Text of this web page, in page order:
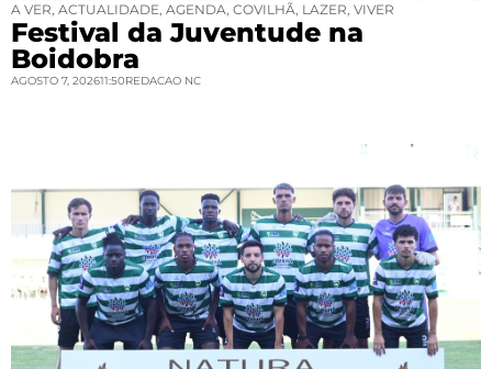
A VER, ACTUALIDADE, AGENDA, COVILHÃ, LAZER, VIVER
Festival da Juventude na
Boidobra
AGOSTO 7, 202611:50REDACAO NC